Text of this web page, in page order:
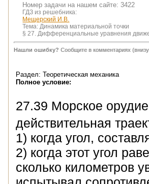
Номер задачи на нашем сайте: 3422
ГДЗ из решебника:
Мещерский И.В.
Тема: Динамика материальной точки
§ 27. Дифференциальные уравнения
Нашли ошибку? Сообщите в комментариях
Раздел: Теоретическая механика
Полное условие:
27.39 Морское
действительная
1) когда угол,
2) когда этот угол
сколько километров